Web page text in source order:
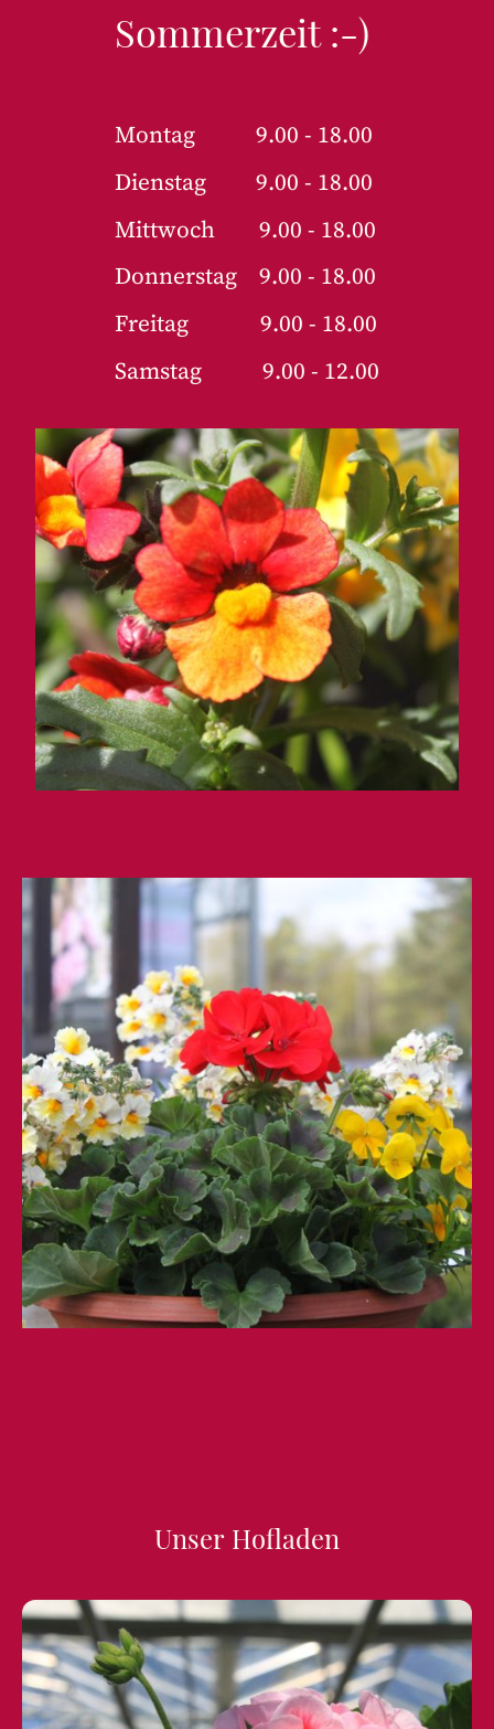
Sommerzeit :-)
Montag 9.00 - 18.00
Dienstag 9.00 - 18.00
Mittwoch 9.00 - 18.00
Donnerstag 9.00 - 18.00
Freitag 9.00 - 18.00
Samstag 9.00 - 12.00
Unser Hofladen